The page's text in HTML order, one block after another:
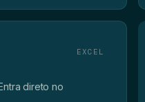
EXCEL
direto no